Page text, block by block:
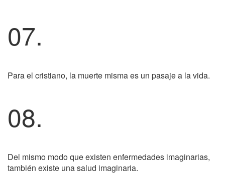
07.
Para el cristiano, la muerte misma es un pasaje a la vida.
08.
Del mismo modo que existen enfermedades imaginarias,
también existe una salud imaginaria.